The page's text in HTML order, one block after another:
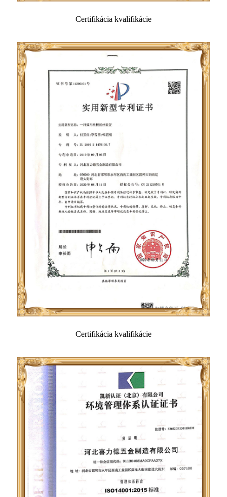
Certifikácia kvalifikácie
Certifikácia kvalifikácie